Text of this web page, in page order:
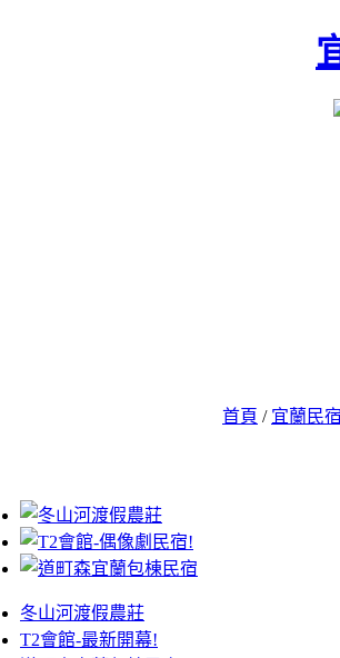
首頁 / 宜蘭民
冬山河渡假農莊
T2會館-最新開幕!